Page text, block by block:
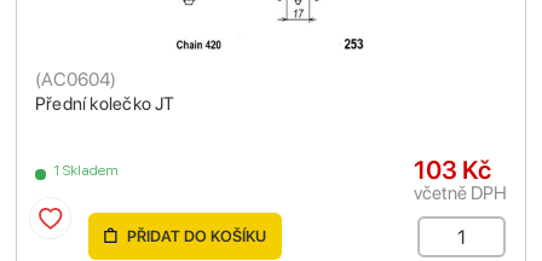
Přední kolečko JT
(AC0604)
1 Skladem 103 Kč
včetně DPH
PŘIDAT DO KOŠÍKU